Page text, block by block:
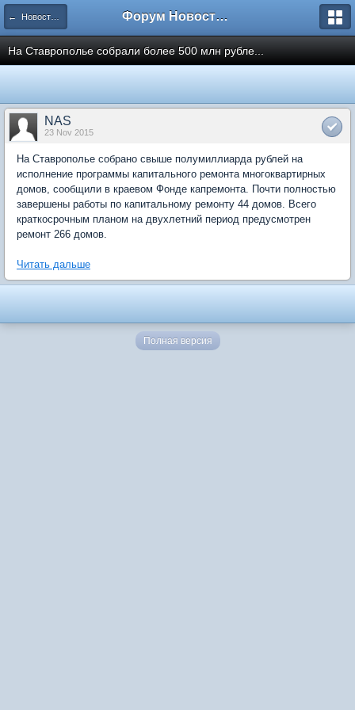
← Новости рынка недвижимости Форум Новостройки
На Ставрополье собрали более 500 млн рубле...
NAS
23 Nov 2015
На Ставрополье собрано свыше полумиллиарда рублей на
исполнение программы капитального ремонта многоквартирных
домов, сообщили в краевом Фонде капремонта. Почти полностью
завершены работы по капитальному ремонту 44 домов. Всего
краткосрочным планом на двухлетний период предусмотрен
ремонт 266 домов.
Читать дальше
Полная версия